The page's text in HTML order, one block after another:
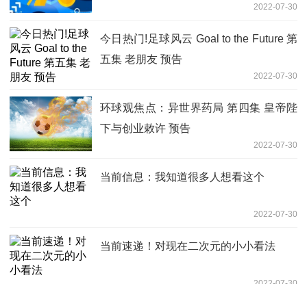
2022-07-30
今日热门!足球风云 Goal to the Future 第
五集 老朋友 预告
2022-07-30
环球观焦点：异世界药局 第四集 皇帝陛
下与创业敕许 预告
2022-07-30
当前信息：我知道很多人想看这个
2022-07-30
当前速递！对现在二次元的小小看法